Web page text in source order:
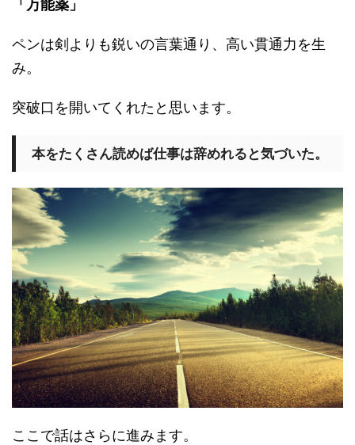
「万能薬」
ペンは剣よりも鋭いの言葉通り、高い貫通力を生
み。
突破口を開いてくれたと思います。
本をたくさん読めば仕事は辞めれると気づいた。
ここで話はさらに進みます。